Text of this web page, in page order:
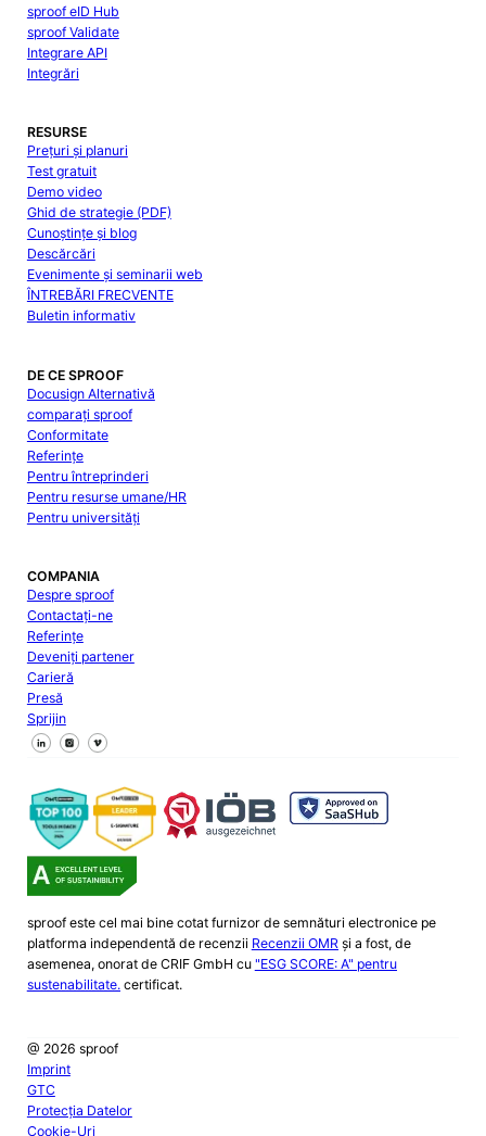
sproof eID Hub
sproof Validate
Integrare API
Integrări
RESURSE
Prețuri și planuri
Test gratuit
Demo video
Ghid de strategie (PDF)
Cunoștințe și blog
Descărcări
Evenimente și seminarii web
ÎNTREBĂRI FRECVENTE
Buletin informativ
DE CE SPROOF
Docusign Alternativă
comparați sproof
Conformitate
Referințe
Pentru întreprinderi
Pentru resurse umane/HR
Pentru universități
COMPANIA
Despre sproof
Contactați-ne
Referințe
Deveniți partener
Carieră
Presă
Sprijin
Urmăriți-ne pe Facebook
Urmăriți-ne pe X
Urmăriți-ne pe LinkedIn
sproof este cel mai bine cotat furnizor de semnături electronice pe
platforma independentă de recenzii Recenzii OMRși a fost, de
asemenea, onorat de CRIF GmbH cu "ESG SCORE: A" pentru
sustenabilitate.certificat.
@ 2026 sproof
Imprint
GTC
Protecția Datelor
Cookie-Uri